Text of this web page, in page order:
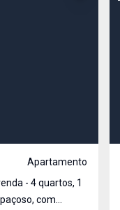
Apartamento
- 4 quartos, 1